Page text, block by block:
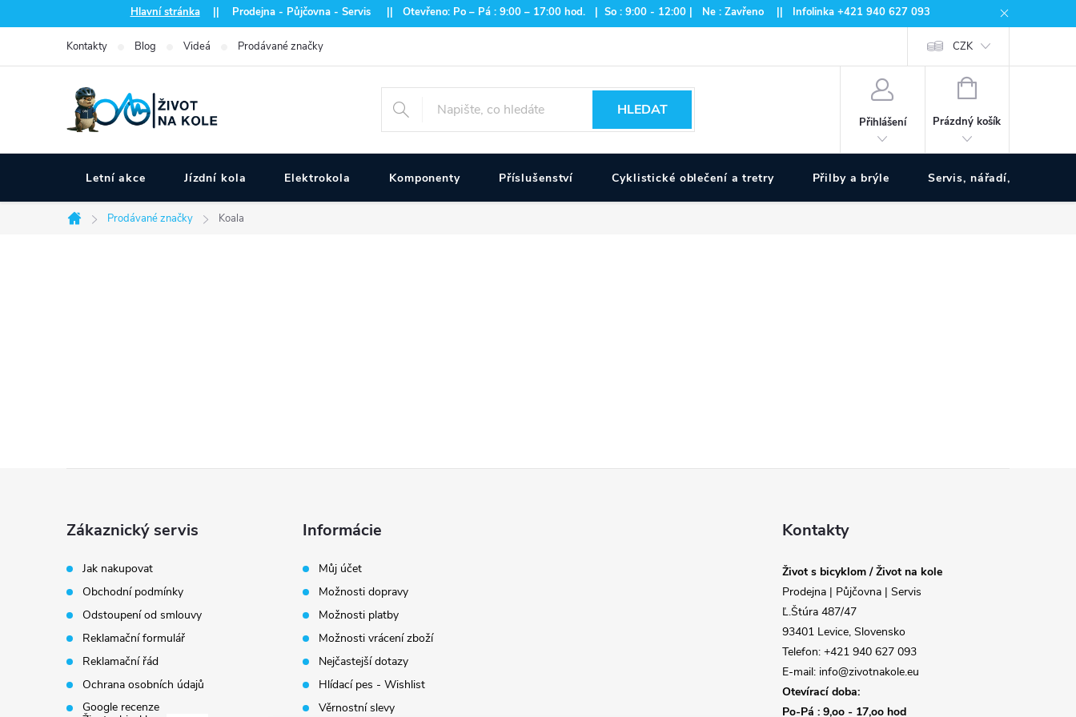
na
Hlavní stránka|| Prodejna - Půjčovna - Servis || Otevřeno: Po – Pá : 9:00 – 17:00 hod. | So : 9:00 - 12:00 | Ne : Zavřeno || Infolinka +421 940 627 093
Kontakty Blog Videá Prodávané značky CZK
HLEDAT
Přihlášení
NÁKUPNÍ
Prázdný košík
Letní akce Jízdní kola Elektrokola Komponenty Příslušenství Cyklistické oblečení a tretry Přilby a brýle Servis, nářadí, pumpy
Domů
Prodávané značky Koala
Zákaznický servis
Jak nakupovat
Obchodní podmínky
Odstoupení od smlouvy
Reklamační formulář
Reklamační řád
Ochrana osobních údajů
Google recenze
Informácie
Můj účet
Možnosti dopravy
Možnosti platby
Možnosti vrácení zboží
Nejčastejší dotazy
Hlídací pes - Wishlist
Věrnostní slevy
Kontakty
Život s bicyklom / Život na kole
Prodejna | Půjčovna | Servis
Ľ.Štúra 487/47
93401 Levice, Slovensko
Telefon: +421 940 627 093
E-mail: info@zivotnakole.eu
Otevírací doba:
Po-Pá : 9,oo - 17,oo hod